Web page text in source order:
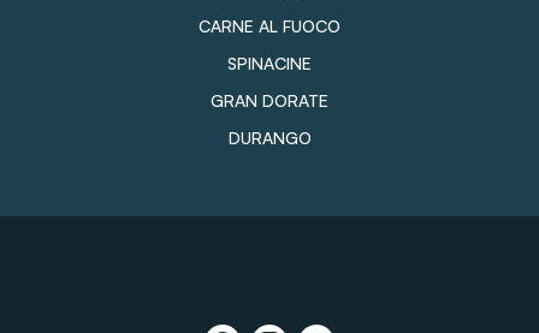
CARNE AL FUOCO
SPINACINE
GRAN DORATE
DURANGO